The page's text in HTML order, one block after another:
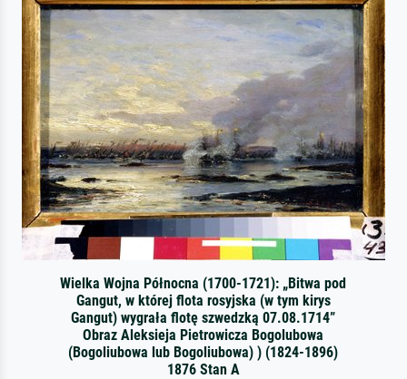
Wielka Wojna Północna (1700-1721): „Bitwa pod
Gangut, w której flota rosyjska (w tym kirys
Gangut) wygrała flotę szwedzką 07.08.1714”
Obraz Aleksieja Pietrowicza Bogolubowa
(Bogoliubowa lub Bogoliubowa) ) (1824-1896)
1876 Stan A